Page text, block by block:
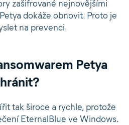
zašifrované nejnovějšími
dokáže obnovit. Proto je
na prevenci.
Petya
tak široce a rychle, protože
EternalBlue ve Windows.